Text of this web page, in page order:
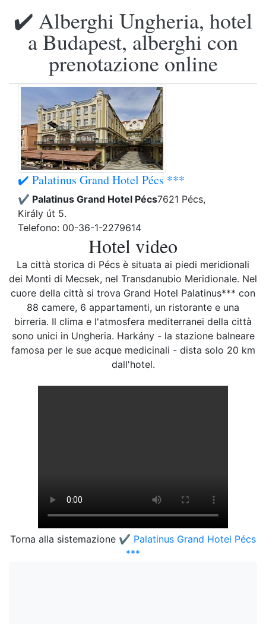
✔️ Alberghi Ungheria, hotel
a Budapest, alberghi con
prenotazione online
✔️ Palatinus Grand Hotel Pécs ***
✔️ Palatinus Grand Hotel Pécs7621 Pécs,
Király út 5.
Telefono: 00-36-1-2279614
Hotel video
La città storica di Pécs è situata ai piedi meridionali
dei Monti di Mecsek, nel Transdanubio Meridionale. Nel
cuore della città si trova Grand Hotel Palatinus*** con
88 camere, 6 appartamenti, un ristorante e una
birreria. Il clima e l'atmosfera mediterranei della città
sono unici in Ungheria. Harkány - la stazione balneare
famosa per le sue acque medicinali - dista solo 20 km
dall'hotel.
Torna alla sistemazione ✔️ Palatinus Grand Hotel Pécs
***